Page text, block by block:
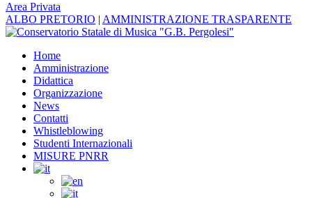
Area Privata
ALBO PRETORIO | AMMINISTRAZIONE TRASPARENTE
Home
Amministrazione
Didattica
Organizzazione
News
Contatti
Whistleblowing
Studenti Internazionali
MISURE PNRR